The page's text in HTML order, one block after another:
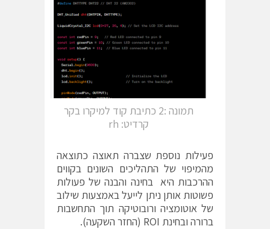
תמונה :2 כתיבת קוד למיקרו בקר
קרדיט: rh
פעילות נוספת שצברה תאוצה כתוצאה
מהמיפוי של התהליכים השונים בקווים
ההרכבות היא בחינה והבנה של פעולות
פשוטות אותן ניתן לייעל באמצעות שילוב
של אוטומציה ורובוטיקה תוך התחשבות
ברורה ובחינת ROI (החזר השקעה).